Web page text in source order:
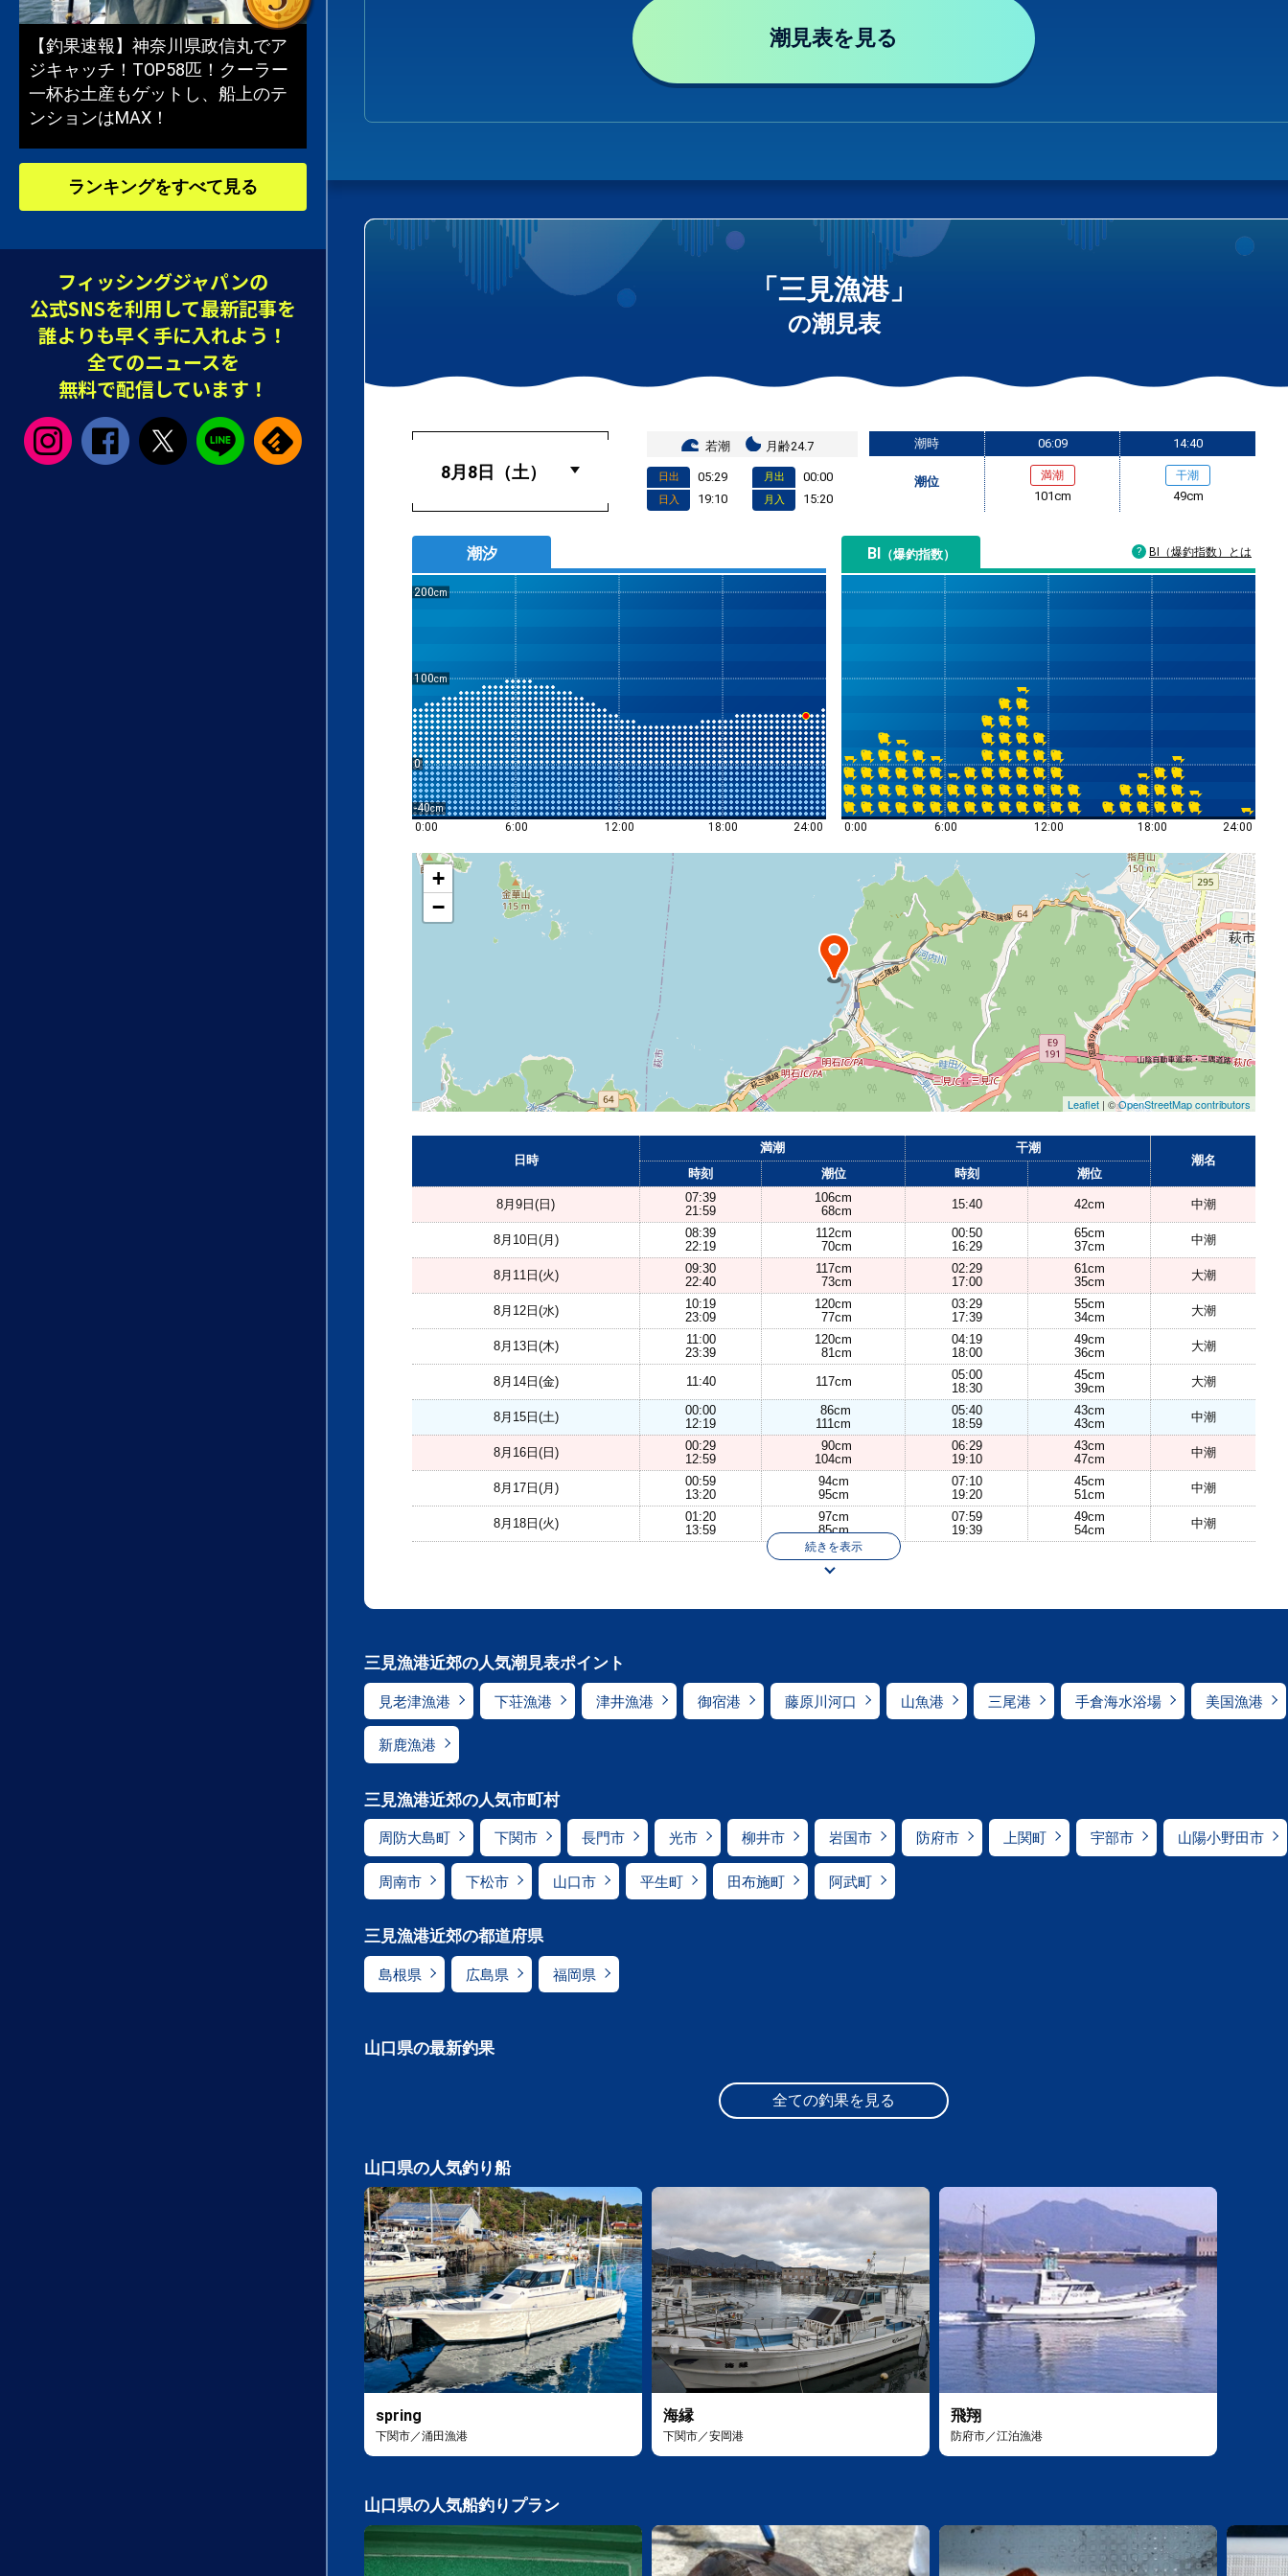
潮見表を見る
「三見漁港」
の潮見表
若潮 月齢24.7
日出 05:29
日入 19:10
月出 00:00
月入 15:20
潮時
潮位
06:09
満潮
101cm
14:40
干潮
49cm
潮汐
200
100
0
-40
0:00
6:00 12:00 18:00 24:00
BI （爆釣指数）
0:00 6:00 12:00 18:00 24:00
BI（爆釣指数）とは
+
−
Leaflet | ©OpenStreetMap contributors
日時
満潮
干潮
潮名
時刻
潮位 時刻 潮位
8月9日(日)
07:39
21:59
106cm
68cm
15:40 42cm 中潮
8月10日(月)
08:39
22:19
112cm
70cm
00:50
16:29
65cm
37cm
中潮
8月11日(火)
09:30
22:40
117cm
73cm
02:29
17:00
61cm
35cm
大潮
8月12日(水)
10:19
23:09
120cm
77cm
03:29
17:39
55cm
34cm
大潮
8月13日(木)
11:00
23:39
120cm
81cm
04:19
18:00
49cm
36cm
大潮
8月14日(金) 11:40 117cm
05:00
18:30
45cm
39cm
大潮
8月15日(土)
00:00
12:19
86cm
111cm
05:40
18:59
43cm
43cm
中潮
8月16日(日)
00:29
12:59
90cm
104cm
06:29
19:10
43cm
47cm
中潮
8月17日(月)
00:59
13:20
94cm
95cm
07:10
19:20
45cm
51cm
中潮
8月18日(火)
01:20
13:59
97cm
85cm
07:59
19:39
49cm
54cm
中潮
続きを表示
三見漁港近郊の人気潮見表ポイント
見老津漁港 下荘漁港 津井漁港 御宿港 藤原川河口 山魚港 三尾港 手倉海水浴場 美国漁港
新鹿漁港
三見漁港近郊の人気市町村
周防大島町 下関市 長門市 光市 柳井市 岩国市 防府市 上関町 宇部市 山陽小野田市
周南市 下松市 山口市 平生町 田布施町 阿武町
三見漁港近郊の都道府県
島根県 広島県 福岡県
山口県の最新釣果
全ての釣果を見る
山口県の人気釣り船
spring
下関市／涌田漁港
海縁
下関市／安岡港
飛翔
防府市／江泊漁港
山口県の人気船釣りプラン
【釣果速報】神奈川県政信丸でア
ジキャッチ！TOP58匹！クーラー
一杯お土産もゲットし、船上のテ
ンションはMAX！
ランキングをすべて見る
フィッシングジャパンの
公式SNSを利用して最新記事を
誰よりも早く手に入れよう！
全てのニュースを
無料で配信しています！